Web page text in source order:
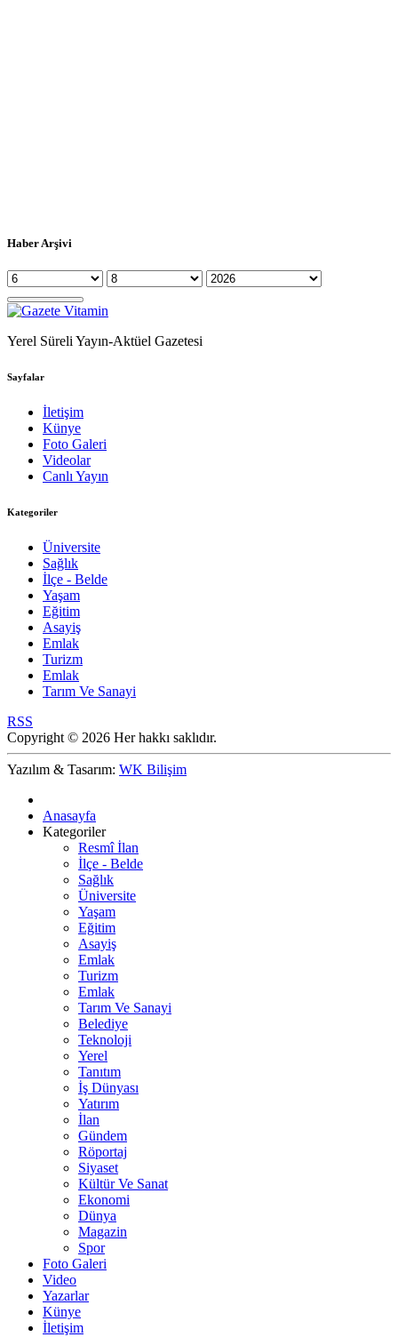
Haber Arşivi
Yerel Süreli Yayın-Aktüel Gazetesi
Sayfalar
İletişim
Künye
Foto Galeri
Videolar
Canlı Yayın
Kategoriler
Üniversite
Sağlık
İlçe - Belde
Yaşam
Eğitim
Asayiş
Emlak
Turizm
Emlak
Tarım Ve Sanayi
RSS
Copyright © 2026 Her hakkı saklıdır.
Yazılım & Tasarım: WK Bilişim
Anasayfa
Kategoriler
Resmî İlan
İlçe - Belde
Sağlık
Üniversite
Yaşam
Eğitim
Asayiş
Emlak
Turizm
Emlak
Tarım Ve Sanayi
Belediye
Teknoloji
Yerel
Tanıtım
İş Dünyası
Yatırım
İlan
Gündem
Röportaj
Siyaset
Kültür Ve Sanat
Ekonomi
Dünya
Magazin
Spor
Foto Galeri
Video
Yazarlar
Künye
İletişim